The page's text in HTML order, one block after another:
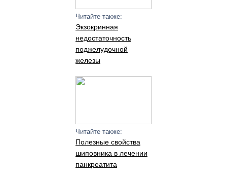
Читайте также:
Экзокринная
недостаточность
поджелудочной
железы
Читайте также:
Полезные свойства
шиповника в лечении
панкреатита